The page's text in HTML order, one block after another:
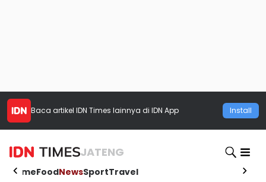
Baca artikel IDN Times lainnya di IDN App Install
JATENG
HomeFoodNewsSportTravel